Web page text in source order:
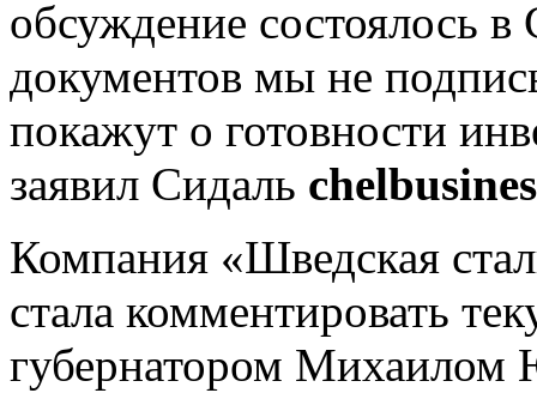
обсуждение состоялось
документов мы не
покажут о готовности
заявил Сидаль
Компания «Шведская
стала комментировать
губернатором Михаилом